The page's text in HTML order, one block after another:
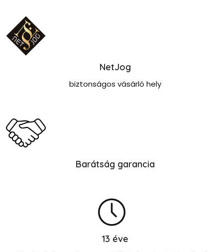
NetJog
biztonságos vásárló hely
Barátság garancia
13 éve